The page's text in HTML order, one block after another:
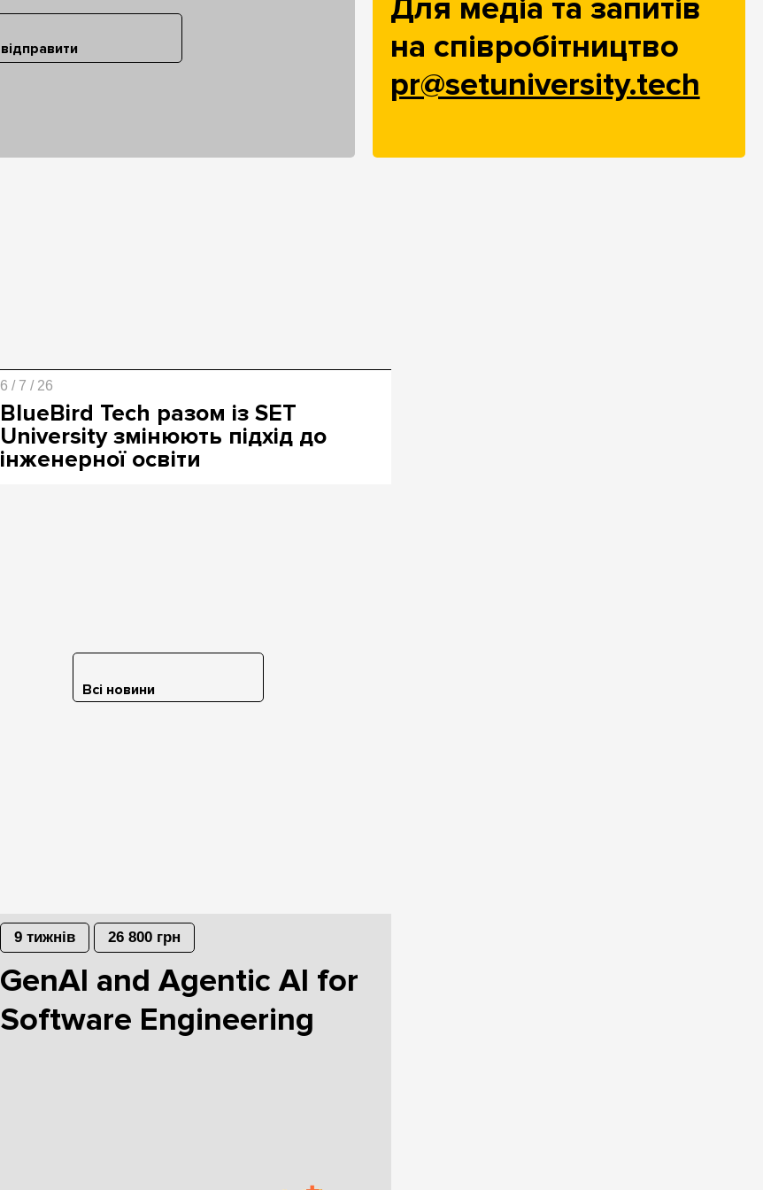
відправити
Для медіа та запитів
на співробітництво
pr@setuniversity.tech
6 / 7 / 26
BlueBird Tech разом із SET
University змінюють підхід до
інженерної освіти
Всі новини
9 тижнів 26 800 грн
GenAI and Agentic AI for
Software Engineering